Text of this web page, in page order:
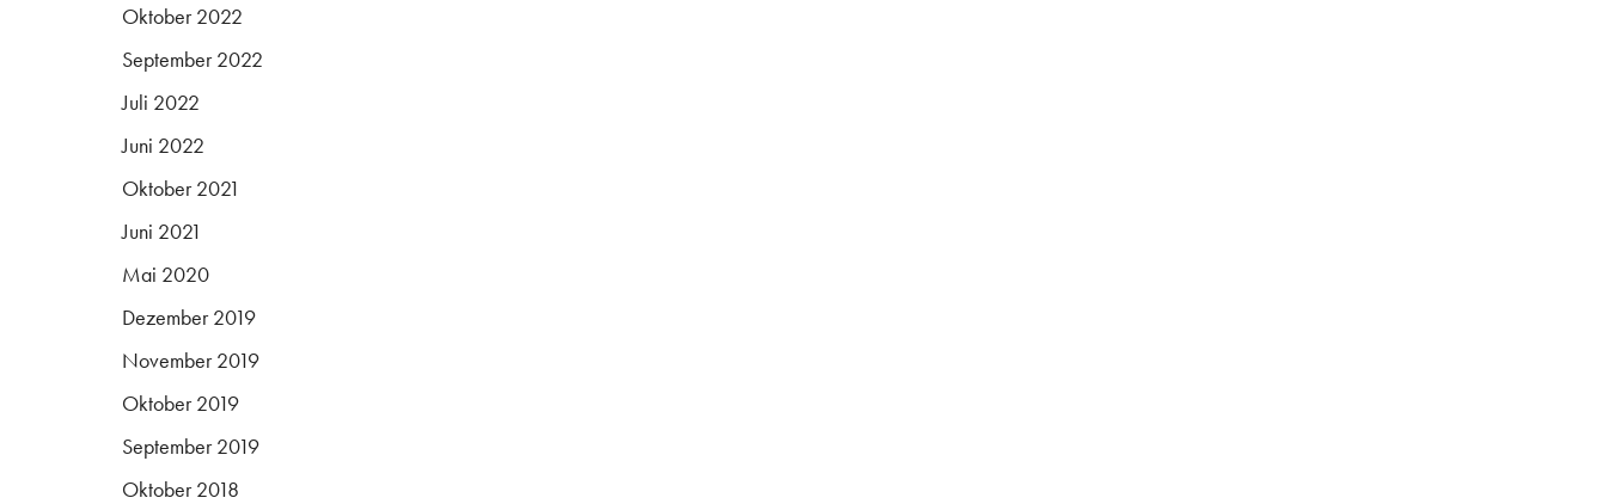
Oktober 2022
September 2022
Juli 2022
Juni 2022
Oktober 2021
Juni 2021
Mai 2020
Dezember 2019
November 2019
Oktober 2019
September 2019
Oktober 2018